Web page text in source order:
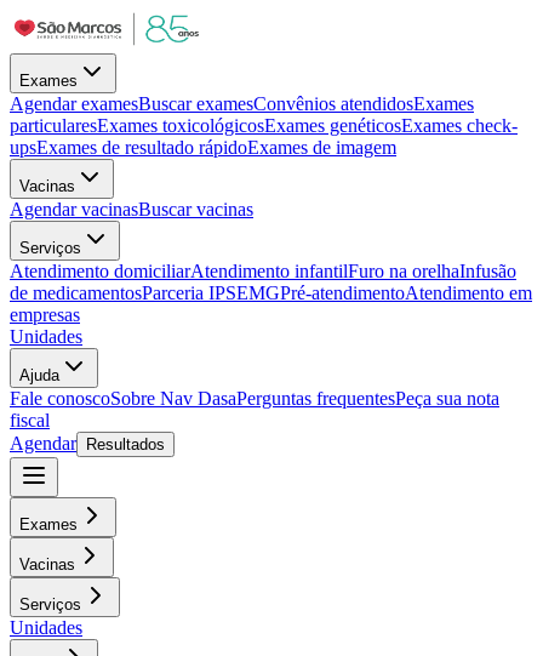
Exames
Agendar examesBuscar examesConvênios atendidosExames
particularesExames toxicológicosExames genéticosExames check-
upsExames de resultado rápidoExames de imagem
Vacinas
Agendar vacinasBuscar vacinas
Serviços
Atendimento domiciliarAtendimento infantilFuro na orelhaInfusão
de medicamentosParceria IPSEMGPré-atendimentoAtendimento em
empresas
Unidades
Ajuda
Fale conoscoSobre Nav DasaPerguntas frequentesPeça sua nota
fiscal
Agendar
Resultados
Exames
Vacinas
Serviços
Unidades